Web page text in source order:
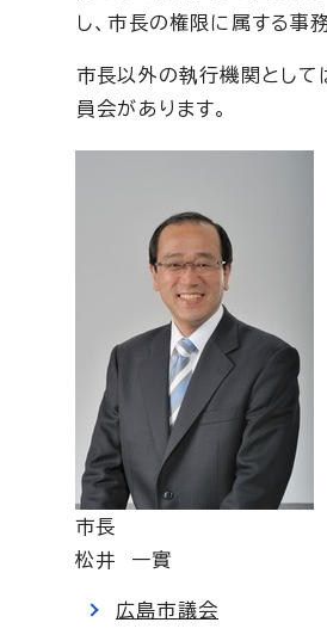
し、市長の権限に属する事
市長以外の執行機関として
員会があります。
市長
松井 一實
広島市議会